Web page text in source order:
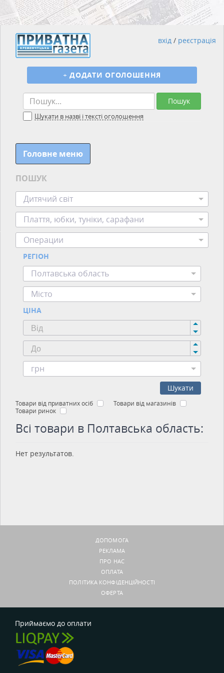
Пошук
Шукати в назві і тексті оголошення
+ ДОДАТИ ОГОЛОШЕННЯ
вхід / реєстрація
Головне меню
ПОШУК
Дитячий світ
Плаття, юбки, туніки, сарафани
Операции
РЕГІОН
Полтавська область
Місто
ЦІНА
грн
Шукати
Товари від приватних осіб
Товари від магазинів
Товари ринок
Всі товари в Полтавська область:
Нет результатов.
ДОПОМОГА
РЕКЛАМА
ПРО НАС
ОПЛАТА
ПОЛІТИКА КОНФІДЕНЦІЙНОСТІ
ОФЕРТА
Приймаємо до оплати